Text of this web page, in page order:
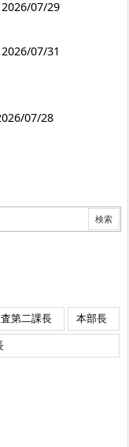
07/29
07/31
07/28
第二課長
本部長